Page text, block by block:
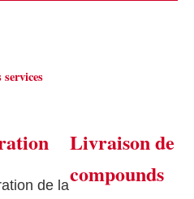
services
de la
Livraison de
compounds